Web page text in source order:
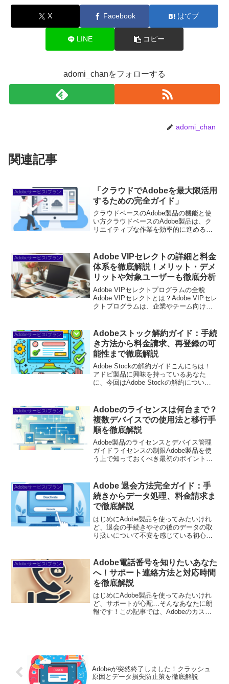
X Facebook はてブ
LINE コピー
adomi_chanをフォローする
adomi_chan
関連記事
Adobeサービス/プラン
「クラウドでAdobeを最大限活用
するための完全ガイド」
クラウドベースのAdobe製品の機能と使
い方クラウドベースのAdobe製品は、ク
リエイティブな作業を効率的に進めるた
いを生むこともあります。ここでは、そ
れぞれのクラウド...
Adobeサービス/プラン
Adobe VIPセレクトの詳細と料金
体系を徹底解説！メリット・デメ
リットや対象ユーザーも徹底分析
Adobe VIPセレクトプログラムの全貌
Adobe VIPセレクトとは？Adobe VIPセレ
クトプログラムは、企業やチーム向けに
とで、Adobe製品の利用がよりスム...
Adobeサービス/プラン
Adobeストック解約ガイド：手続
き方法から料金請求、再登録の可
能性まで徹底解説
Adobe Stockの解約ガイドこんにちは！
アドビ製品に興味を持っているあなた
に、今回はAdobe Stockの解約について
もしれませんね。でも大丈夫！このガイ
ドを読...
Adobeサービス/プラン
Adobeのライセンスは何台まで？
複数デバイスでの使用法と移行手
順を徹底解説
Adobe製品のライセンスとデバイス管理
ガイドライセンスの制限Adobe製品を使
う上で知っておくべき最初のポイント
人利用とビジネス利用で何が違うのかを
理解しておくことが...
Adobeサービス/プラン
Adobe 退会方法完全ガイド：手
続きからデータ処理、料金請求ま
で徹底解説
はじめにAdobe製品を使ってみたいけれ
ど、退会の手続きやその後のデータの取
り扱いについて不安を感じている初心者
これを読めば、安心してAdobe製品を利
用できるようにな...
Adobeサービス/プラン
Adobe電話番号を知りたいあなた
へ！サポート連絡方法と対応時間
を徹底解説
はじめにAdobe製品を使ってみたいけれ
ど、サポートが心配…そんなあなたに朗
報です！この記事では、Adobeのカスタ
Adobeが突然終了しました！クラッシュ
原因とデータ損失防止策を徹底解説